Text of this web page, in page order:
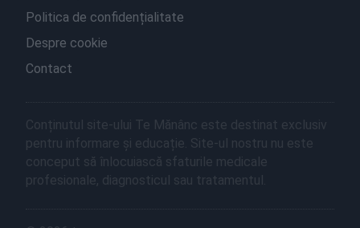
Politica de confidențialitate
Despre cookie
Contact
Conținutul site-ului Te Mănânc este destinat exclusiv
pentru informare și educație. Site-ul nostru nu este
conceput să înlocuiască sfaturile medicale
profesionale, diagnosticul sau tratamentul.